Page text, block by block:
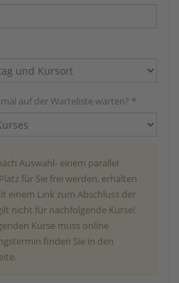
auf der Warteliste warten? *
Auswahl- einem parallel
für Sie frei werden, erhalten
einem Link zum Abschluss der
nicht für nachfolgende Kurse!
Kurse muss online
finden Sie in den